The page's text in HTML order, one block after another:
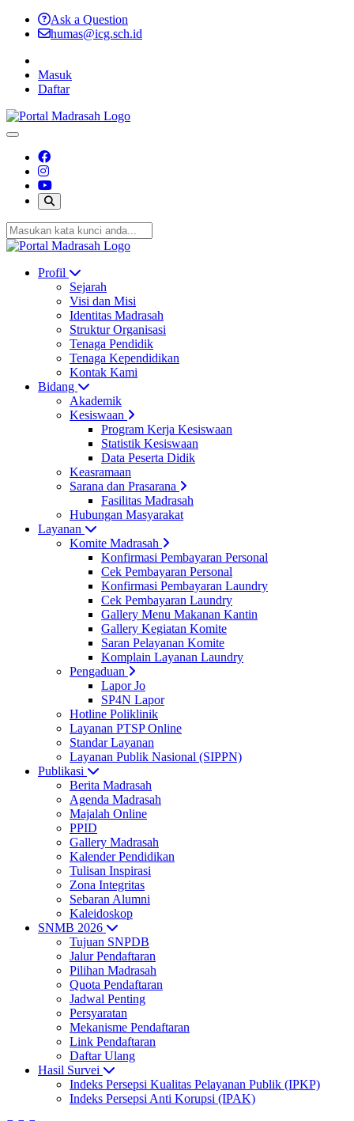
Ask a Question
humas@icg.sch.id
Masuk
Daftar
Profil
Sejarah
Visi dan Misi
Identitas Madrasah
Struktur Organisasi
Tenaga Pendidik
Tenaga Kependidikan
Kontak Kami
Bidang
Akademik
Kesiswaan
Program Kerja Kesiswaan
Statistik Kesiswaan
Data Peserta Didik
Keasramaan
Sarana dan Prasarana
Fasilitas Madrasah
Hubungan Masyarakat
Layanan
Komite Madrasah
Konfirmasi Pembayaran Personal
Cek Pembayaran Personal
Konfirmasi Pembayaran Laundry
Cek Pembayaran Laundry
Gallery Menu Makanan Kantin
Gallery Kegiatan Komite
Saran Pelayanan Komite
Komplain Layanan Laundry
Pengaduan
Lapor Jo
SP4N Lapor
Hotline Poliklinik
Layanan PTSP Online
Standar Layanan
Layanan Publik Nasional (SIPPN)
Publikasi
Berita Madrasah
Agenda Madrasah
Majalah Online
PPID
Gallery Madrasah
Kalender Pendidikan
Tulisan Inspirasi
Zona Integritas
Sebaran Alumni
Kaleidoskop
SNMB 2026
Tujuan SNPDB
Jalur Pendaftaran
Pilihan Madrasah
Quota Pendaftaran
Jadwal Penting
Persyaratan
Mekanisme Pendaftaran
Link Pendaftaran
Daftar Ulang
Hasil Survei
Indeks Persepsi Kualitas Pelayanan Publik (IPKP)
Indeks Persepsi Anti Korupsi (IPAK)